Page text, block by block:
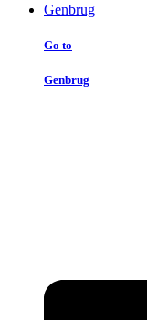
Genbrug
Go to
Genbrug